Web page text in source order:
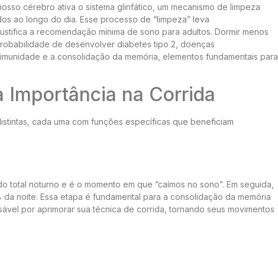
cérebro ativa o sistema glinfático, um mecanismo de limpeza
ao longo do dia. Esse processo de “limpeza” leva
a recomendação mínima de sono para adultos. Dormir menos
de desenvolver diabetes tipo 2, doenças
e a consolidação da memória, elementos fundamentais para
Importância na Corrida
cada uma com funções específicas que beneficiam
noturno e é o momento em que “caímos no sono”. Em seguida,
noite. Essa etapa é fundamental para a consolidação da memória
por aprimorar sua técnica de corrida, tornando seus movimentos